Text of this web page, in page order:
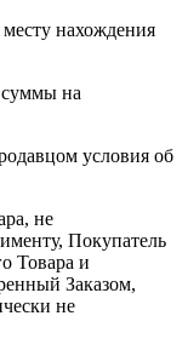
нахождения
суммы на
условия об
не
Покупатель
Товара и
Заказом,
не